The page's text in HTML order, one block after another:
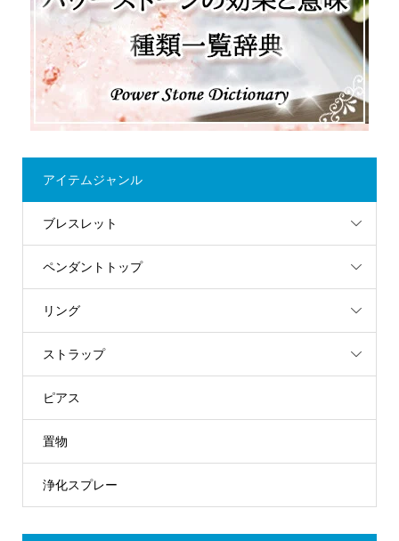
アイテムジャンル
ブレスレット
ペンダントトップ
リング
ストラップ
ピアス
置物
浄化スプレー